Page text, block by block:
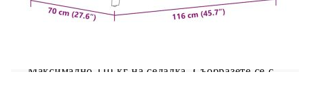
Размер на възглавницата на седалката: 50 x
Максимално 110 кг на седалка. Съобразете се с